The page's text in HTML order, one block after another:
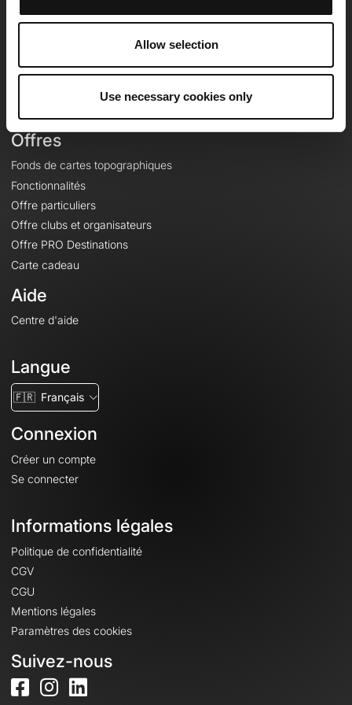
Allow selection
Use necessary cookies only
Equipe
À propos
Offres
Fonds de cartes topographiques
Fonctionnalités
Offre particuliers
Offre clubs et organisateurs
Offre PRO Destinations
Carte cadeau
Aide
Centre d'aide
Langue
🇫🇷 Français
Connexion
Créer un compte
Se connecter
Informations légales
Politique de confidentialité
CGV
CGU
Mentions légales
Paramètres des cookies
Suivez-nous